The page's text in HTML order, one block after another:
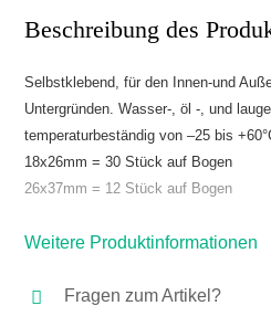
Beschreibung des
Selbstklebend, für den Innen-und
Untergründen. Wasser-, öl -, und
temperaturbeständig von –25 bis
18x26mm = 30 Stück auf Bogen
26x37mm = 12 Stück auf Bogen
Weitere Produktinformationen
Fragen zum Artikel?